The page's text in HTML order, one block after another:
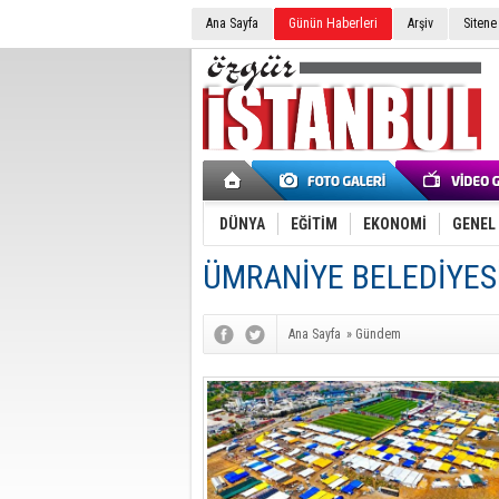
Ana Sayfa Günün Haberleri Arşiv
DÜNYA EĞİTİM EKONOMİ GENEL
ÜMRANİYE
Ana Sayfa » Gündem